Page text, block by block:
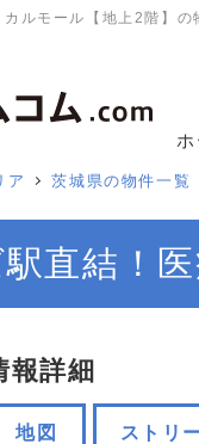
カルモール【地上2階】の
ホ
ア 茨城県の物件一覧
直結！
報詳細
地図 ストリ